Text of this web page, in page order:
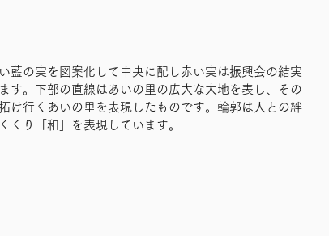
藍の実を図案化して中央に配し赤い実は振興会の結実
す。下部の直線はあいの里の広大な大地を表し、その
け行くあいの里を表現したものです。輪郭は人との絆
くり「和」を表現しています。